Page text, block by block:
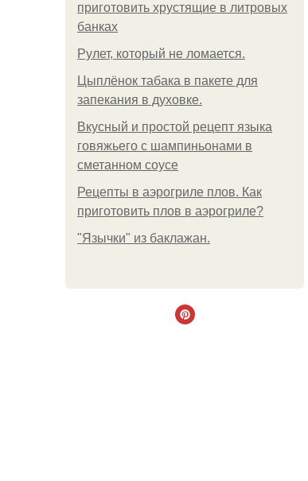
приготовить хрустящие в литровых
банках
Рулет, который не ломается.
Цыплёнок табака в пакете для
запекания в духовке.
Вкусный и простой рецепт языка
говяжьего с шампиньонами в
сметанном соусе
Рецепты в аэрогриле плов. Как
приготовить плов в аэрогриле?
"Язычки" из баклажан.